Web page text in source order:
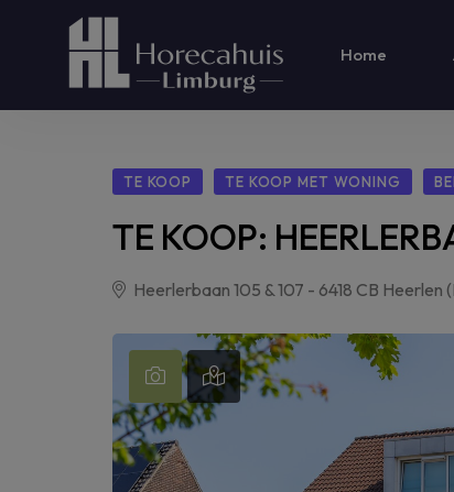
Home
TE KOOP TE KOOP MET WONING
TE KOOP:
Heerlerbaan 105 & 107 - 6418 CB Heerlen